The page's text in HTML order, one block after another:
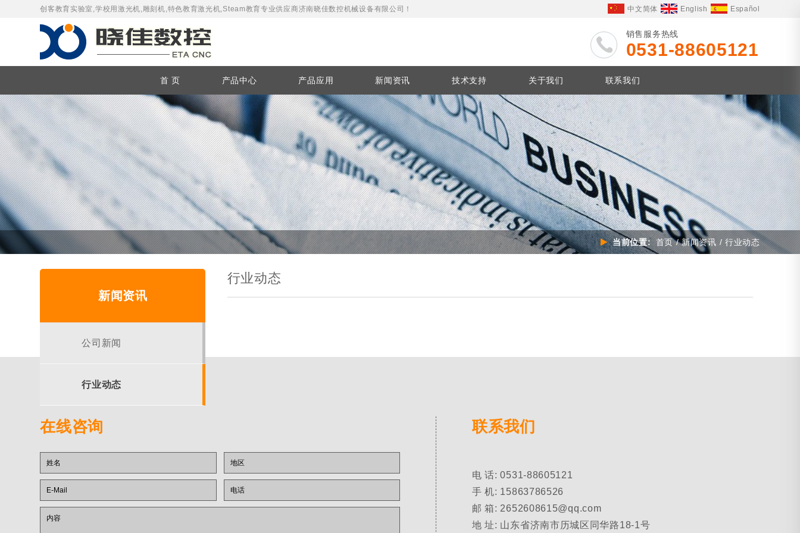
创客教育实验室,学校用激光机,雕刻机,特色教育激光机,Steam教育专业供应商济南晓佳数控机械设备有限公司！ 中文简体 English Español
销售服务热线
0531-88605121
首 页 产品中心
激光机
雕刻机
产品应用 新闻资讯 技术支持 关于我们 联系我们
当前位置: 首页/新闻资讯/ 行业动态
新闻资讯
公司新闻
行业动态
行业动态
在线咨询 联系我们
电 话: 0531-88605121
手 机: 15863786526
邮 箱: 2652608615@qq.com
地 址: 山东省济南市历城区同华路18-1号